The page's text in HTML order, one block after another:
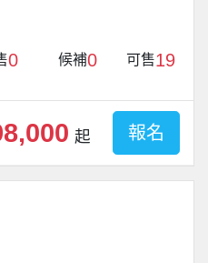
0 候補0 可售19
起 報名